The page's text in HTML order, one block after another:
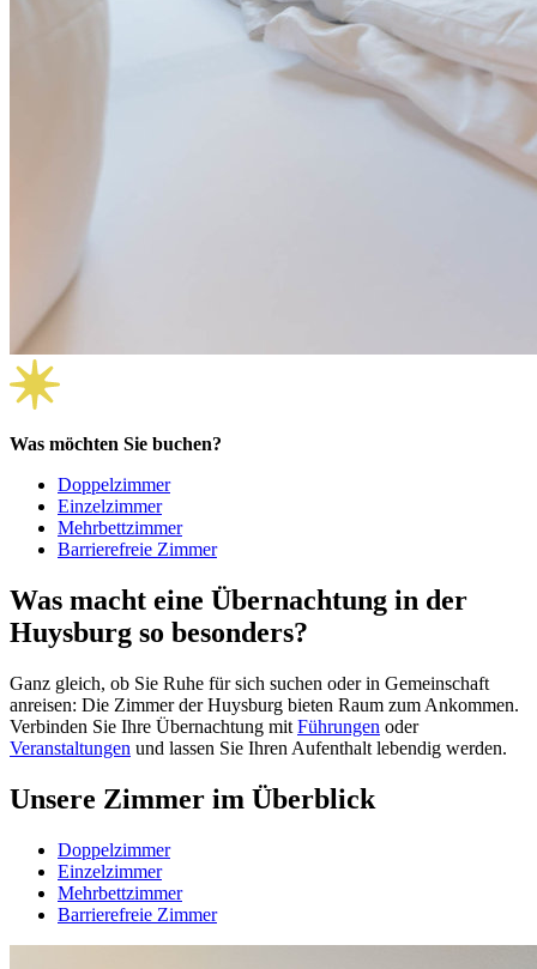
Was möchten Sie buchen?
Doppelzimmer
Einzelzimmer
Mehrbettzimmer
Barrierefreie Zimmer
Was macht eine Übernachtung in der
Huysburg so besonders?
Ganz gleich, ob Sie Ruhe für sich suchen oder in Gemeinschaft
anreisen: Die Zimmer der Huysburg bieten Raum zum An­kommen.
Verbinden Sie Ihre Übernachtung mit Führungen oder
Veranstaltungen und lassen Sie Ihren Aufenthalt lebendig werden.
Unsere Zimmer im Überblick
Doppelzimmer
Einzelzimmer
Mehrbettzimmer
Barrierefreie Zimmer